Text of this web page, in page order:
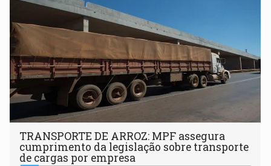
TRANSPORTE DE ARROZ: MPF assegura
cumprimento da legislação sobre transporte
de cargas por empresa